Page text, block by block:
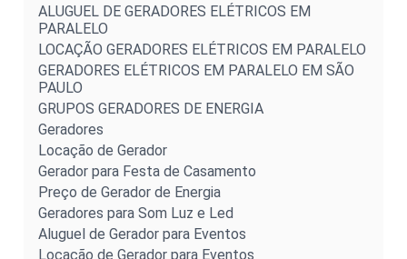
ALUGUEL DE GERADORES ELÉTRICOS EM
PARALELO
LOCAÇÃO GERADORES ELÉTRICOS EM PARALELO
GERADORES ELÉTRICOS EM PARALELO EM SÃO
PAULO
GRUPOS GERADORES DE ENERGIA
Geradores
Locação de Gerador
Gerador para Festa de Casamento
Preço de Gerador de Energia
Geradores para Som Luz e Led
Aluguel de Gerador para Eventos
Locação de Gerador para Eventos